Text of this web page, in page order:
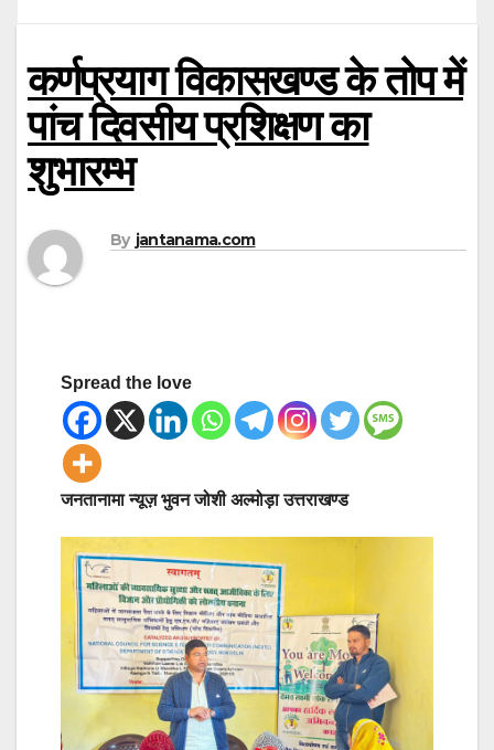
कर्णप्रयाग विकासखण्ड के तोप में
पांच दिवसीय प्रशिक्षण का
शुभारम्भ
By jantanama.com
Spread the love
जनतानामा न्यूज़ भुवन जोशी अल्मोड़ा उत्तराखण्ड